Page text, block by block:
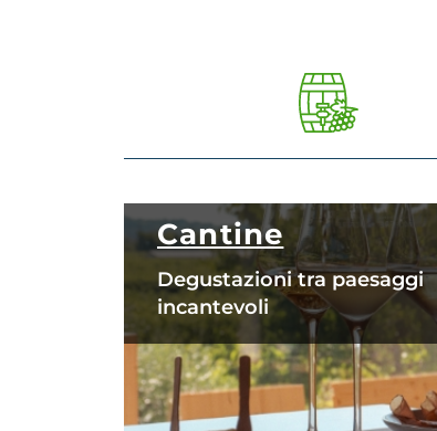
Cantine
Degustazioni tra paesaggi
incantevoli